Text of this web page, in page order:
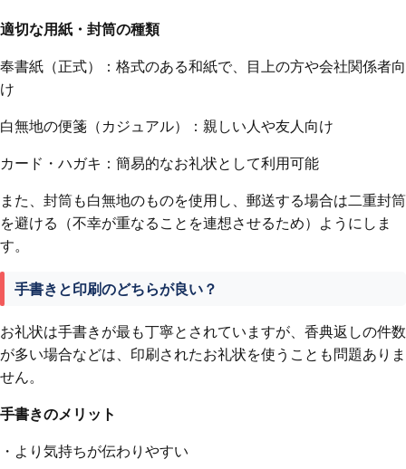
適切な用紙・封筒の種類
奉書紙（正式）：格式のある和紙で、目上の方や会社関係者向
け
白無地の便箋（カジュアル）：親しい人や友人向け
カード・ハガキ：簡易的なお礼状として利用可能
また、封筒も白無地のものを使用し、郵送する場合は二重封筒
を避ける（不幸が重なることを連想させるため）ようにしま
す。
手書きと印刷のどちらが良い？
お礼状は手書きが最も丁寧とされていますが、香典返しの件数
が多い場合などは、印刷されたお礼状を使うことも問題ありま
せん。
手書きのメリット
・より気持ちが伝わりやすい